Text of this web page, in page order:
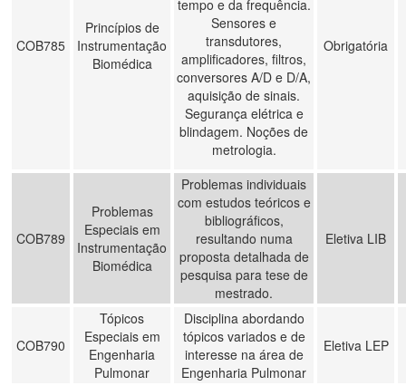
COB785
Princípios de
Instrumentação
Biomédica
tempo e da frequência.
Sensores e
transdutores,
amplificadores, filtros,
conversores A/D e D/A,
aquisição de sinais.
Segurança elétrica e
blindagem. Noções de
metrologia.
Obrigatória
COB789
Problemas
Especiais em
Instrumentação
Biomédica
Problemas individuais
com estudos teóricos e
bibliográficos,
resultando numa
proposta detalhada de
pesquisa para tese de
mestrado.
Eletiva LIB
COB790
Tópicos
Especiais em
Engenharia
Pulmonar
Disciplina abordando
tópicos variados e de
interesse na área de
Engenharia Pulmonar
Eletiva LEP